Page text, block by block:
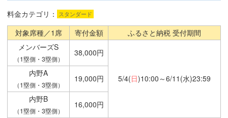
料金カテゴリ： スタンダード
対象席種／1席 寄付金額
ふるさと納税 受付期間
メンバーズS
（1塁側・3塁側）
38,000円
5/4(日)10:00～6/11(水)23:59
内野A
（1塁側・3塁側）
19,000円
内野B
（1塁側・3塁側）
16,000円